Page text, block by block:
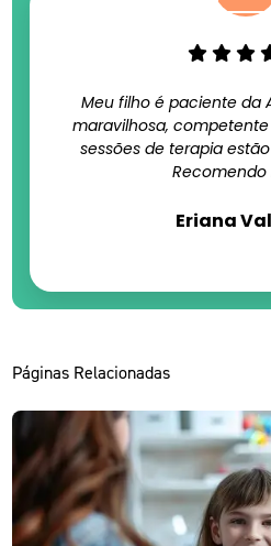
Meu filho é paciente da
maravilhosa,
sessões de terapia
Eriana
Páginas Relacionadas